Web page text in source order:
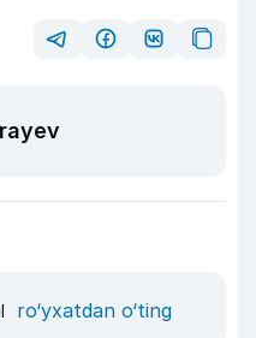
ro‘yxatdan o‘ting